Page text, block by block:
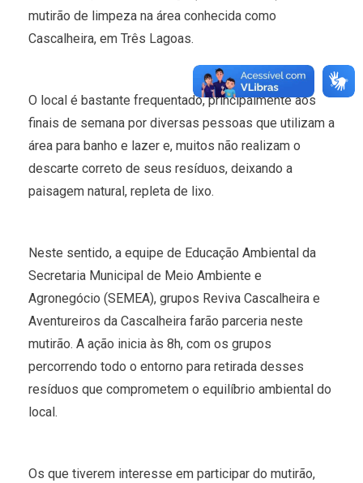
mutirão de limpeza na área conhecida como
Cascalheira, em Três Lagoas.
O local é bastante frequentado, principalmente aos
finais de semana por diversas pessoas que utilizam a
área para banho e lazer e, muitos não realizam o
descarte correto de seus resíduos, deixando a
paisagem natural, repleta de lixo.
Neste sentido, a equipe de Educação Ambiental da
Secretaria Municipal de Meio Ambiente e
Agronegócio (SEMEA), grupos Reviva Cascalheira e
Aventureiros da Cascalheira farão parceria neste
mutirão. A ação inicia às 8h, com os grupos
percorrendo todo o entorno para retirada desses
resíduos que comprometem o equilíbrio ambiental do
local.
Os que tiverem interesse em participar do mutirão,